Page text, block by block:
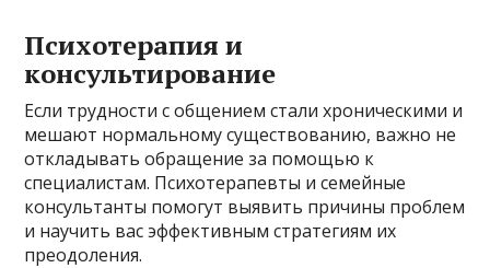
Психотерапия и
консультирование
Если трудности с общением стали хроническими и
мешают нормальному существованию, важно не
откладывать обращение за помощью к
специалистам. Психотерапевты и семейные
консультанты помогут выявить причины проблем
и научить вас эффективным стратегиям их
преодоления.